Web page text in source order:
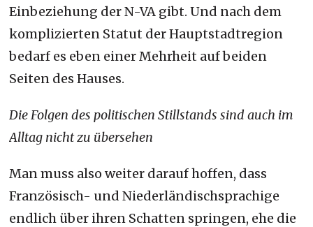
Einbeziehung der N-VA gibt. Und nach dem
komplizierten Statut der Hauptstadtregion
bedarf es eben einer Mehrheit auf beiden
Seiten des Hauses.
Die Folgen des politischen Stillstands sind auch im
Alltag nicht zu übersehen
Man muss also weiter darauf hoffen, dass
Französisch- und Niederländischsprachige
endlich über ihren Schatten springen, ehe die